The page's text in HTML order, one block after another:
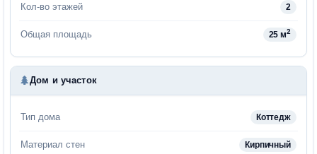
Кол-во этажей 2
Общая площадь 25 м2
Дом и участок
Тип дома Коттедж
Материал стен Кирпичный